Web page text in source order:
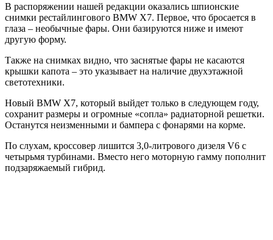
В распоряжении нашей редакции оказались шпионские
снимки рестайлингового BMW X7. Первое, что бросается в
глаза – необычные фары. Они базируются ниже и имеют
другую форму.
Также на снимках видно, что заснятые фары не касаются
крышки капота – это указывает на наличие двухэтажной
светотехники.
Новый BMW X7, который выйдет только в следующем году,
сохранит размеры и огромные «сопла» радиаторной решетки.
Останутся неизменными и бампера с фонарями на корме.
По слухам, кроссовер лишится 3,0-литрового дизеля V6 с
четырьмя турбинами. Вместо него моторную гамму пополнит
подзаряжаемый гибрид.